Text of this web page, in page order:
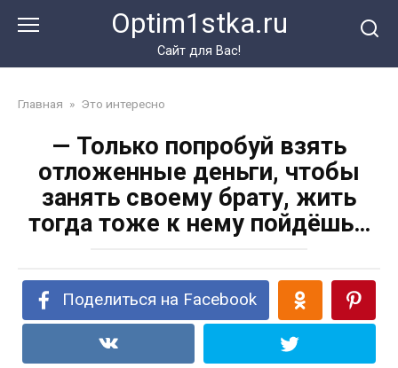
Optim1stka.ru
Сайт для Вас!
Главная » Это интересно
— Только попробуй взять
отложенные деньги, чтобы
занять своему брату, жить
тогда тоже к нему пойдёшь…
Поделиться на Facebook